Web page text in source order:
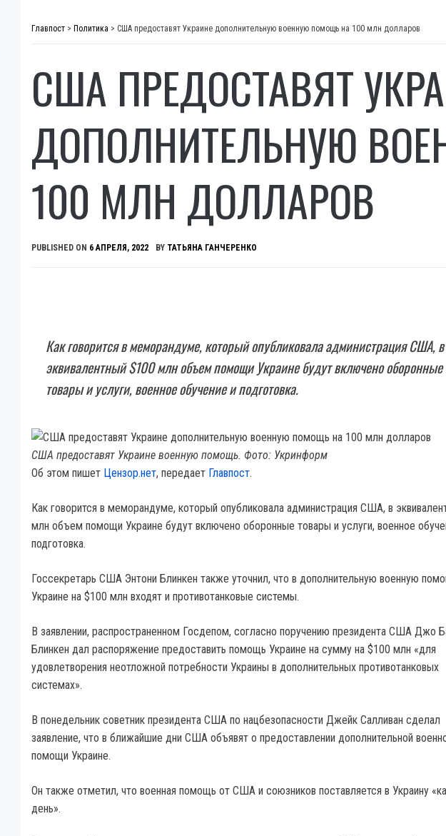
Главпост > Политика > США предоставят Украине дополнительную военную помощь на 100 млн долларов
США ПРЕДОСТАВЯТ
ДОПОЛНИТЕЛЬНУЮ
100 МЛН ДОЛЛАРОВ
PUBLISHED ON 6 АПРЕЛЯ, 2022 BY ТАТЬЯНА ГАНЧЕРЕНКО
Как говорится в меморандуме, который опубликовала администрация США, в
эквивалентный $100 млн объем помощи Украине будут включено оборонные
товары и услуги, военное обучение и подготовка.
США предоставят Украине военную помощь. Фото: Укринформ
Об этом пишет Цензор.нет, передает Главпост.
Как говорится в меморандуме, который опубликовала администрация США, в
млн объем помощи Украине будут включено оборонные товары и услуги, военное
подготовка.
Госсекретарь США Энтони Блинкен также уточнил, что в дополнительную военную
Украине на $100 млн входят и противотанковые системы.
В заявлении, распространенном Госдепом, согласно поручению президента США Джо
Блинкен дал распоряжение предоставить помощь Украине на сумму на $100 млн «для
удовлетворения неотложной потребности Украины в дополнительных противотанковых
системах».
В понедельник советник президента США по нацбезопасности Джейк Салливан сделал
заявление, что в ближайшие дни США объявят о предоставлении дополнительной
помощи Украине.
Он также отметил, что военная помощь от США и союзников поставляется в Украину
день».